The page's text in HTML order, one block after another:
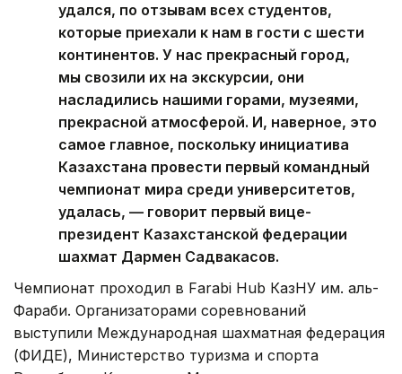
удался, по отзывам всех студентов,
которые приехали к нам в гости с шести
континентов. У нас прекрасный город,
мы свозили их на экскурсии, они
насладились нашими горами, музеями,
прекрасной атмосферой. И, наверное, это
самое главное, поскольку инициатива
Казахстана провести первый командный
чемпионат мира среди университетов,
удалась, — говорит первый вице-
президент Казахстанской федерации
шахмат Дармен Садвакасов.
Чемпионат проходил в Farabi Hub КазНУ им. аль-
Фараби. Организаторами соревнований
выступили Международная шахматная федерация
(ФИДЕ), Министерство туризма и спорта